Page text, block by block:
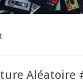
Aléatoire